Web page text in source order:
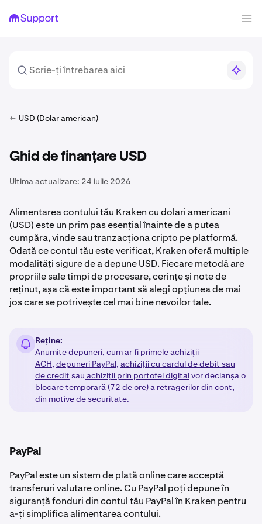
USD (Dolar american)
Ghid de finanțare USD
Ultima actualizare: 24 iulie 2026
Alimentarea contului tău Kraken cu dolari americani
(USD) este un prim pas esențial înainte de a putea
cumpăra, vinde sau tranzacționa cripto pe platformă.
Odată ce contul tău este verificat, Kraken oferă multiple
modalități sigure de a depune USD. Fiecare metodă are
propriile sale timpi de procesare, cerințe și note de
reținut, așa că este important să alegi opțiunea de mai
jos care se potrivește cel mai bine nevoilor tale.
Reține:
Anumite depuneri, cum ar fi primeleachiziții
ACH, depuneri PayPal, achiziții cu cardul de debit sau
de credit sau achiziții prin portofel digitalvor declanșa o
blocare temporară (72 de ore) a retragerilor din cont,
din motive de securitate.
PayPal
PayPal este un sistem de plată online care acceptă
transferuri valutare online. Cu PayPal poți depune în
siguranță fonduri din contul tău PayPal în Kraken pentru
a-ți simplifica alimentarea contului.